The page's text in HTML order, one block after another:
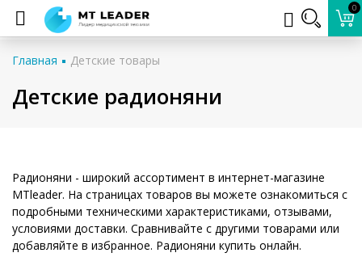
0
Главная Детские товары
Детские радионяни
Радионяни - широкий ассортимент в интернет-магазине
MTleader. На страницах товаров вы можете ознакомиться с
подробными техническими характеристиками, отзывами,
условиями доставки. Сравнивайте с другими товарами или
добавляйте в избранное. Радионяни купить онлайн.